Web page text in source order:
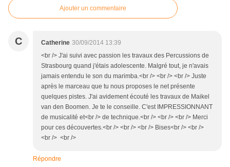
Ajouter un commentaire
C Catherine 30/09/2014 13:39
<br /> J'ai suivi avec passion les travaux des Percussions de
Strasbourg quand j'étais adolescente. Malgré tout, je n'avais
jamais entendu le son du marimba.<br /> <br /> <br /> Juste
après le marceau que tu nous proposes le net présente
quelques pistes. J'ai avidement écouté les travaux de Maikel
van den Boomen. Je te le conseille. C'est IMPRESSIONNANT
de musicalité et<br /> de technique.<br /> <br /> <br /> Merci
pour ces découvertes.<br /> <br /> <br /> Bises<br /> <br />
<br /> <br />
Répondre